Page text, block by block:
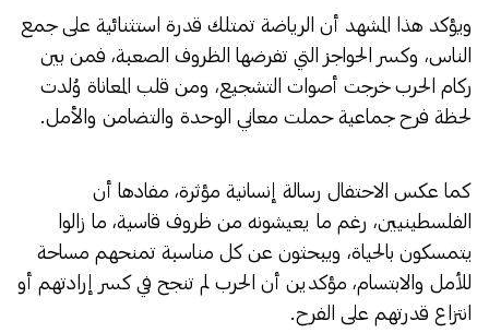
ويؤكد هذا المشهد أن الرياضة تمتلك قدرة استثنائية على جمع
الناس، وكسر الحواجز التي تفرضها الظروف الصعبة، فمن بين
ركام الحرب خرجت أصوات التشجيع، ومن قلب المعاناة وُلدت
لحظة فرح جماعية حملت معاني الوحدة والتضامن والأمل.
كما عكس الاحتفال رسالة إنسانية مؤثرة، مفادها أن
الفلسطينيين، رغم ما يعيشونه من ظروف قاسية، ما زالوا
يتمسكون بالحياة، ويبحثون عن كل مناسبة تمنحهم مساحة
للأمل والابتسام، مؤكدين أن الحرب لم تنجح في كسر إرادتهم أو
انتزاع قدرتهم على الفرح.